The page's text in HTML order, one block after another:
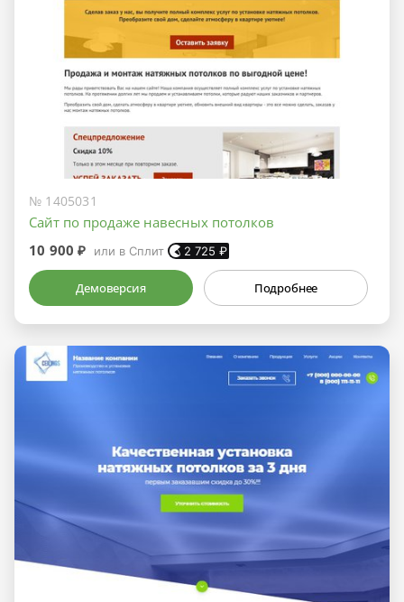
№ 1405031
Сайт по продаже навесных потолков
10 900 ₽
или в Сплит 2 725 ₽
Демоверсия Подробнее